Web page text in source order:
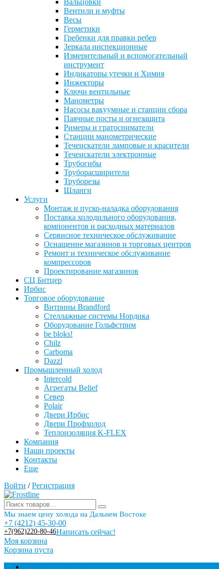
Вальцовки
Вентили и муфты
Весы
Герметики
Гребенки для правки ребер
Зеркала инспекционные
Измерительный и вспомогательный
инструмент
Индикаторы утечки и Химия
Инжекторы
Ключи вентильные
Манометры
Насосы вакуумные и станции сбора
Паячные посты и огнезащита
Римеры и гратосниматели
Станции манометрические
Течеискатели ламповые и красители
Течеискатели электронные
Трубогибы
Труборасширители
Труборезы
Шланги
Услуги
Монтаж и пуско-наладка оборудования
Поставка холодильного оборудования,
компонентов и расходных материалов
Сервисное техническое обслуживание
Оснащение магазинов и торговых центров
Ремонт и техническое обслуживание
компрессоров
Проектирование магазинов
СЦ Битцер
Ирбис
Торговое оборудование
Витрины Brandford
Стеллажные системы Нордика
Оборудование Гольфстрим
be bloks!
Chilz
Carboma
Dazzl
Промышленный холод
Intercold
Агрегаты Belief
Север
Polair
Двери Ирбис
Двери Профхолод
Теплоизоляция K-FLEX
Компания
Наши проекты
Контакты
Еще
Войти / Регистрация
Мы знаем цену холода на Дальнем Востоке
+7 (4212) 45-30-00
+7(962)220-80-46Написать сейчас!
Моя корзина
Корзина пуста